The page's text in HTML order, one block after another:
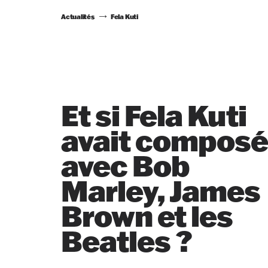
Actualités Fela Kuti
Et si Fela Kuti
avait composé
avec Bob
Marley, James
Brown et les
Beatles ?